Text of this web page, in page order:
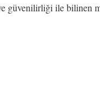
güvenilirliği ile bilinen